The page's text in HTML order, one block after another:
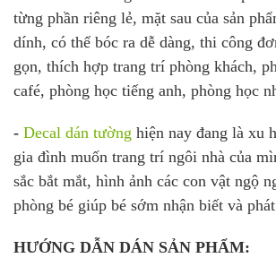
từng phần riêng lẻ, mặt sau của sản
dính, có thể bóc ra dễ dàng, thi công
gọn, thích hợp trang trí phòng khách,
café, phòng học tiếng anh, phòng học
- Decal dán tường hiện nay đang là xu
gia đình muốn trang trí ngôi nhà của
sắc bắt mắt, hình ảnh các con vật ngộ
phòng bé giúp bé sớm nhận biết và
HƯỚNG DẪN DÁN SẢN PHẨM: